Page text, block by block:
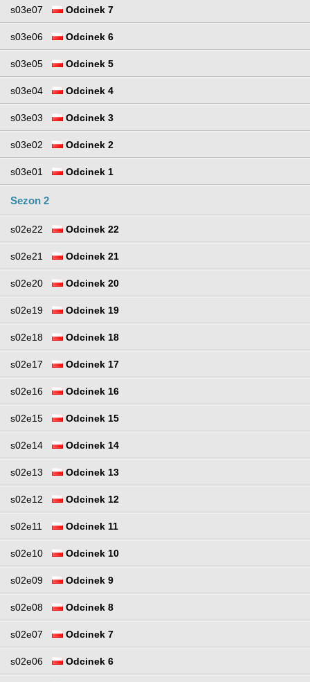
s03e07 Odcinek 7
s03e06 Odcinek 6
s03e05 Odcinek 5
s03e04 Odcinek 4
s03e03 Odcinek 3
s03e02 Odcinek 2
s03e01 Odcinek 1
Sezon 2
s02e22 Odcinek 22
s02e21 Odcinek 21
s02e20 Odcinek 20
s02e19 Odcinek 19
s02e18 Odcinek 18
s02e17 Odcinek 17
s02e16 Odcinek 16
s02e15 Odcinek 15
s02e14 Odcinek 14
s02e13 Odcinek 13
s02e12 Odcinek 12
s02e11 Odcinek 11
s02e10 Odcinek 10
s02e09 Odcinek 9
s02e08 Odcinek 8
s02e07 Odcinek 7
s02e06 Odcinek 6